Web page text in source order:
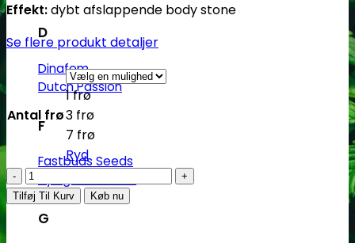
D
Dinafem
Dutch Passion
F
Fastbuds Seeds
Flying Dutchmen
G
Effekt:dybt afslappende body stone
Se flere produkt detaljer
Antal frø
1 frø
3 frø
7 frø
Ryd
Blackberry
Kush
Tilføj Til Kurv Køb nu